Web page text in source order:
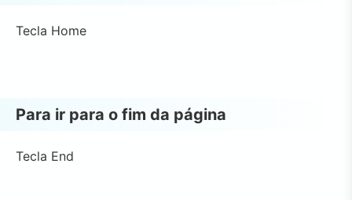
Tecla Home
Para ir para o fim da página
Tecla End